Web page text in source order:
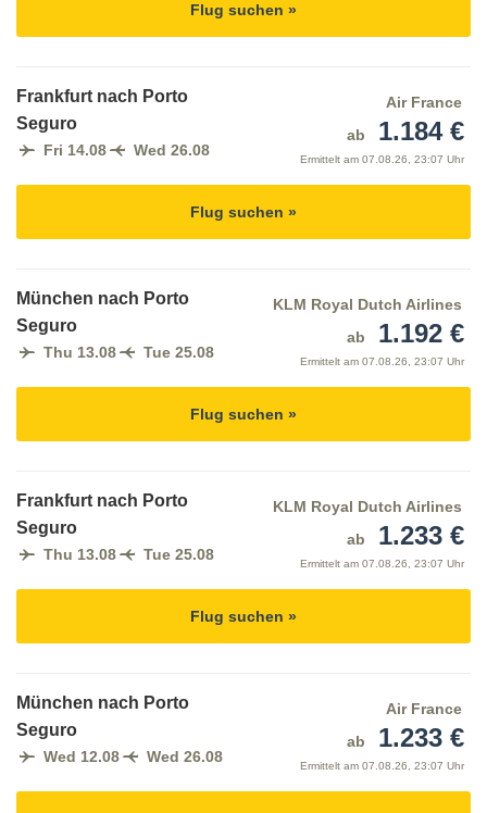
Flug suchen »
Frankfurt nach Porto
Seguro
Fri 14.08 Wed 26.08
Air France
ab
1.184 €
Ermittelt am 07.08.26, 23:07 Uhr
Flug suchen »
München nach Porto
Seguro
Thu 13.08 Tue 25.08
KLM Royal Dutch Airlines
ab
1.192 €
Ermittelt am 07.08.26, 23:07 Uhr
Flug suchen »
Frankfurt nach Porto
Seguro
Thu 13.08 Tue 25.08
KLM Royal Dutch Airlines
ab
1.233 €
Ermittelt am 07.08.26, 23:07 Uhr
Flug suchen »
München nach Porto
Seguro
Wed 12.08 Wed 26.08
Air France
ab
1.233 €
Ermittelt am 07.08.26, 23:07 Uhr